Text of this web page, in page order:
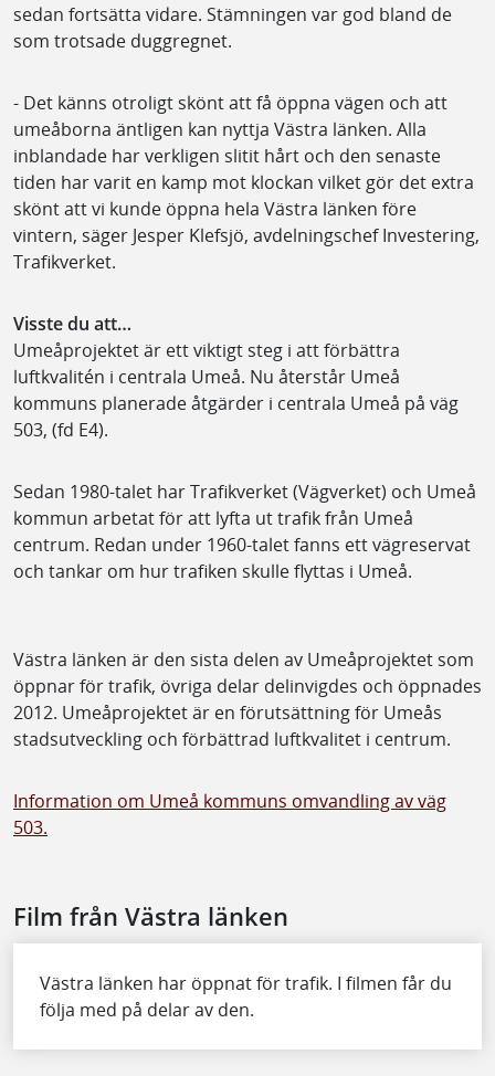
sedan fortsätta vidare. Stämningen var god bland de
som trotsade duggregnet.
- Det känns otroligt skönt att få öppna vägen och att
umeåborna äntligen kan nyttja Västra länken. Alla
inblandade har verkligen slitit hårt och den senaste
tiden har varit en kamp mot klockan vilket gör det extra
skönt att vi kunde öppna hela Västra länken före
vintern, säger Jesper Klefsjö, avdelningschef Investering,
Trafikverket.
Visste du att…
Umeåprojektet är ett viktigt steg i att förbättra
luftkvalitén i centrala Umeå. Nu återstår Umeå
kommuns planerade åtgärder i centrala Umeå på väg
503, (fd E4).
Sedan 1980-talet har Trafikverket (Vägverket) och Umeå
kommun arbetat för att lyfta ut trafik från Umeå
centrum. Redan under 1960-talet fanns ett vägreservat
och tankar om hur trafiken skulle flyttas i Umeå.
Västra länken är den sista delen av Umeåprojektet som
öppnar för trafik, övriga delar delinvigdes och öppnades
2012. Umeåprojektet är en förutsättning för Umeås
stadsutveckling och förbättrad luftkvalitet i centrum.
Information om Umeå kommuns omvandling av väg
503.
Film från Västra länken
Västra länken har öppnat för trafik. I filmen får du
följa med på delar av den.